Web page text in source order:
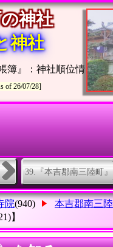
の神社
神社
簿』：神社順位情
of 26/07/28]
39.『本吉郡南三陸町』
院(940) 本吉郡南三
】